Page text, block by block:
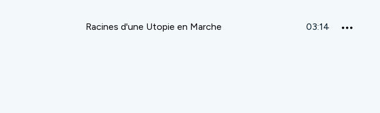
Racines d'une Utopie en Marche 03:14